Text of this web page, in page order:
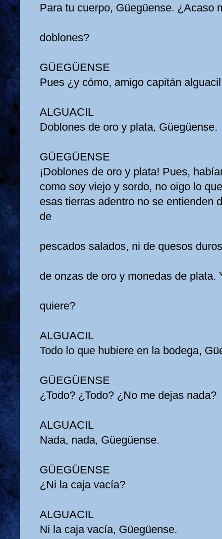
Para tu cuerpo, Güegüense. ¿Acaso
doblones?
GÜEGÜENSE
Pues ¿y cómo, amigo capitán
ALGUACIL
Doblones de oro y plata, Güegüense.
GÜEGÜENSE
¡Doblones de oro y plata! Pues,
como soy viejo y sordo, no oigo lo
esas tierras adentro no se entienden
de
pescados salados, ni de quesos
de onzas de oro y monedas de
quiere?
ALGUACIL
Todo lo que hubiere en la bodega,
GÜEGÜENSE
¿Todo? ¿Todo? ¿No me dejas nada?
ALGUACIL
Nada, nada, Güegüense.
GÜEGÜENSE
¿Ni la caja vacía?
ALGUACIL
Ni la caja vacía, Güegüense.